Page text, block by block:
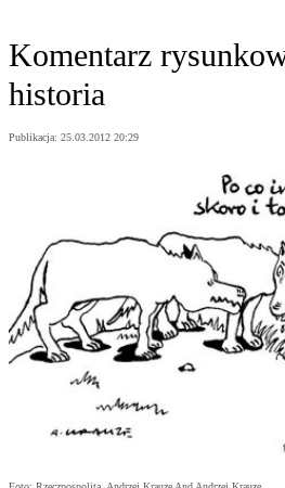
Komentarz
historia
Publikacja: 25.03.2012 20:29